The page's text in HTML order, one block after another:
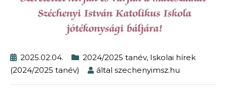
2025.02.04. 2024/2025 tanév, Iskolai hírek
(2024/2025 tanév)
által szechenyimsz.hu